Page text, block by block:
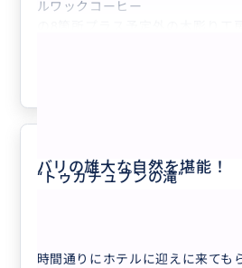
“ トゥカチュプンの滝”
ルワックコーヒー
友達がバリに行くときはおすすめ
ありがとうございました！
バリの雄大な自然を堪能！
時間通りにホテルに迎えに来ても